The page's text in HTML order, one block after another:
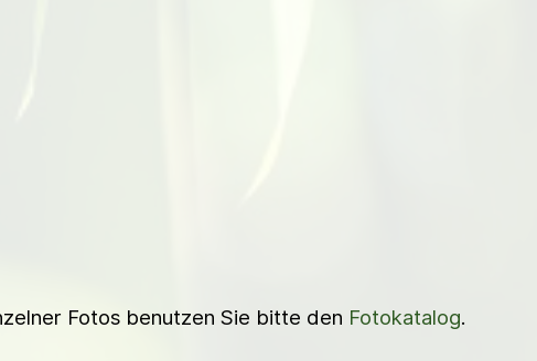
Fotos benutzen Sie bitte den Fotokatalog.